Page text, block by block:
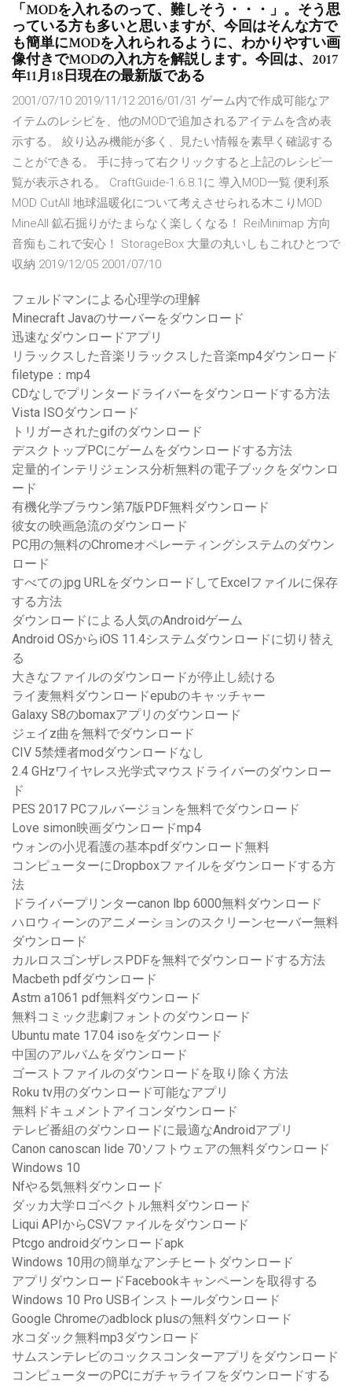
「MODを入れるのって、難しそう・・・」。そう思
っている方も多いと思いますが、今回はそんな方で
も簡単にMODを入れられるように、わかりやすい画
像付きでMODの入れ方を解説します。今回は、2017
年11月18日現在の最新版である
2001/07/10 2019/11/12 2016/01/31 ゲーム内で作成可能なア
イテムのレシピを、他のMODで追加されるアイテムを含め表
示する。 絞り込み機能が多く、見たい情報を素早く確認する
ことができる。 手に持って右クリックすると上記のレシピ一
覧が表示される。 CraftGuide-1.6.8.1に 導入MOD一覧 便利系
MOD CutAll 地球温暖化について考えさせられる木こりMOD
MineAll 鉱石掘りがたまらなく楽しくなる！ ReiMinimap 方向
音痴もこれで安心！ StorageBox 大量の丸いしもこれひとつで
収納 2019/12/05 2001/07/10
フェルドマンによる心理学の理解
Minecraft Javaのサーバーをダウンロード
迅速なダウンロードアプリ
リラックスした音楽リラックスした音楽mp4ダウンロード
filetype：mp4
CDなしでプリンタードライバーをダウンロードする方法
Vista ISOダウンロード
トリガーされたgifのダウンロード
デスクトップPCにゲームをダウンロードする方法
定量的インテリジェンス分析無料の電子ブックをダウンロ
ード
有機化学ブラウン第7版PDF無料ダウンロード
彼女の映画急流のダウンロード
PC用の無料のChromeオペレーティングシステムのダウン
ロード
すべての.jpg URLをダウンロードしてExcelファイルに保存
する方法
ダウンロードによる人気のAndroidゲーム
Android OSからiOS 11.4システムダウンロードに切り替え
る
大きなファイルのダウンロードが停止し続ける
ライ麦無料ダウンロードepubのキャッチャー
Galaxy S8のbomaxアプリのダウンロード
ジェイz曲を無料でダウンロード
CIV 5禁煙者modダウンロードなし
2.4 GHzワイヤレス光学式マウスドライバーのダウンロー
ド
PES 2017 PCフルバージョンを無料でダウンロード
Love simon映画ダウンロードmp4
ウォンの小児看護の基本pdfダウンロード無料
コンピューターにDropboxファイルをダウンロードする方
法
ドライバープリンターcanon lbp 6000無料ダウンロード
ハロウィーンのアニメーションのスクリーンセーバー無料
ダウンロード
カルロスゴンザレスPDFを無料でダウンロードする方法
Macbeth pdfダウンロード
Astm a1061 pdf無料ダウンロード
無料コミック悲劇フォントのダウンロード
Ubuntu mate 17.04 isoをダウンロード
中国のアルバムをダウンロード
ゴーストファイルのダウンロードを取り除く方法
Roku tv用のダウンロード可能なアプリ
無料ドキュメントアイコンダウンロード
テレビ番組のダウンロードに最適なAndroidアプリ
Canon canoscan lide 70ソフトウェアの無料ダウンロード
Windows 10
Nfやる気無料ダウンロード
ダッカ大学ロゴベクトル無料ダウンロード
Liqui APIからCSVファイルをダウンロード
Ptcgo androidダウンロードapk
Windows 10用の簡単なアンチヒートダウンロード
アプリダウンロードFacebookキャンペーンを取得する
Windows 10 Pro USBインストールダウンロード
Google Chromeのadblock plusの無料ダウンロード
水コダック無料mp3ダウンロード
サムスンテレビのコックスコンターアプリをダウンロード
コンピューターのPCにガチャライフをダウンロードする